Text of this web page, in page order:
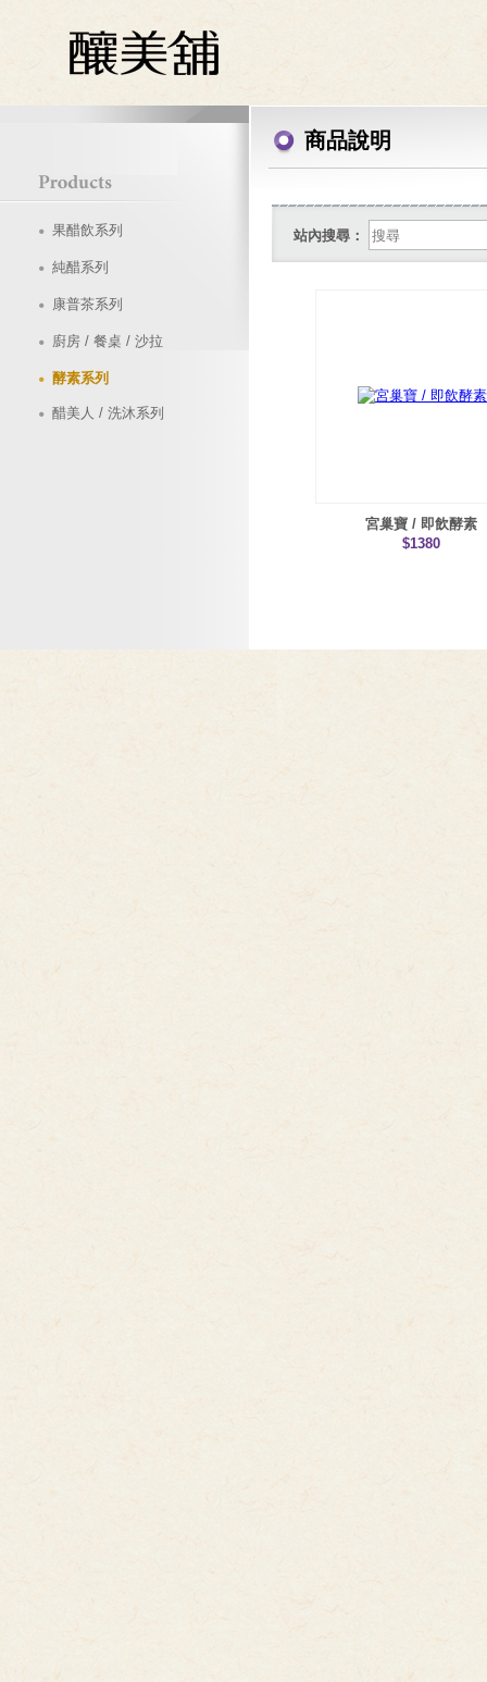
果醋飲系列
純醋系列
康普茶系列
廚房 / 餐桌 / 沙拉
酵素系列
醋美人 / 洗沐系列
商品說明
站內搜尋：
宮巢寶 / 即飲酵素
$1380